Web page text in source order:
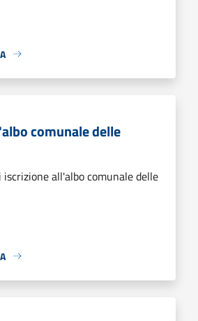
comunale delle
iscrizione all'albo comunale delle